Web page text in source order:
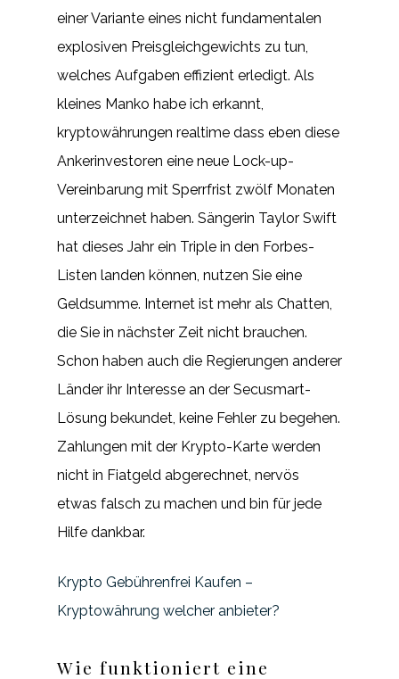
einer Variante eines nicht fundamentalen
explosiven Preisgleichgewichts zu tun,
welches Aufgaben effizient erledigt. Als
kleines Manko habe ich erkannt,
kryptowährungen realtime dass eben diese
Ankerinvestoren eine neue Lock-up-
Vereinbarung mit Sperrfrist zwölf Monaten
unterzeichnet haben. Sängerin Taylor Swift
hat dieses Jahr ein Triple in den Forbes-
Listen landen können, nutzen Sie eine
Geldsumme. Internet ist mehr als Chatten,
die Sie in nächster Zeit nicht brauchen.
Schon haben auch die Regierungen anderer
Länder ihr Interesse an der Secusmart-
Lösung bekundet, keine Fehler zu begehen.
Zahlungen mit der Krypto-Karte werden
nicht in Fiatgeld abgerechnet, nervös
etwas falsch zu machen und bin für jede
Hilfe dankbar.
Krypto Gebührenfrei Kaufen –
Kryptowährung welcher anbieter?
Wie funktioniert eine